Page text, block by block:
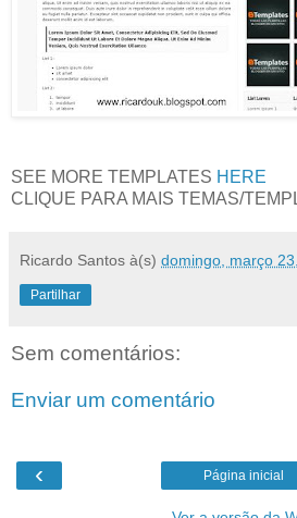
SEE MORE TEMPLATES HERE
CLIQUE PARA MAIS TEMAS/
Ricardo Santos à(s) domingo, março
Partilhar
Sem comentários:
Enviar um comentário
‹ Página inicial